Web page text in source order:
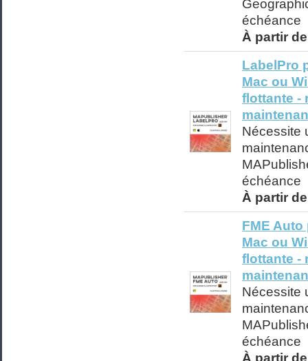
échéance
À partir
LabelPro
Mac ou
flottante -
Nécessite
échéance
À partir
FME
Mac ou
flottante -
Nécessite
échéance
À partir